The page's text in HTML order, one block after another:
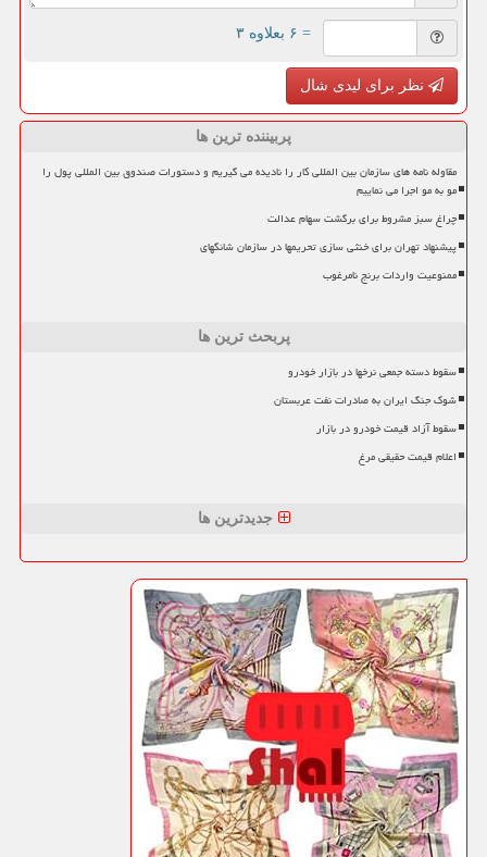
= ۶ بعلاوه ۳
نظر برای لیدی شال
پربیننده ترین ها
مقاوله نامه های سازمان بین المللی کار را نادیده می گیریم و دستورات صندوق بین المللی پول را
مو به مو اجرا می نماییم
چراغ سبز مشروط برای برگشت سهام عدالت
پیشنهاد تهران برای خنثی سازی تحریمها در سازمان شانگهای
ممنوعیت واردات برنج نامرغوب
پربحث ترین ها
سقوط دسته جمعی نرخها در بازار خودرو
شوک جنگ ایران به صادرات نفت عربستان
سقوط آزاد قیمت خودرو در بازار
اعلام قیمت حقیقی مرغ
جدیدترین ها